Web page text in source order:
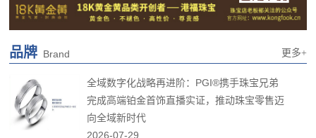
品牌 Brand 更多+
全域数字化战略再进阶：PGI®携手珠宝兄弟
完成高端铂金首饰直播实证，推动珠宝零售迈
向全域新时代
2026-07-29